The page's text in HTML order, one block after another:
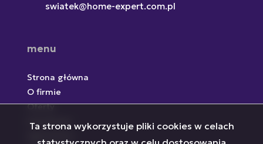
swiatek@home-expert.com.pl
menu
Strona główna
O firmie
Oferty
Inwestycje
Ta strona wykorzystuje pliki cookies w celach